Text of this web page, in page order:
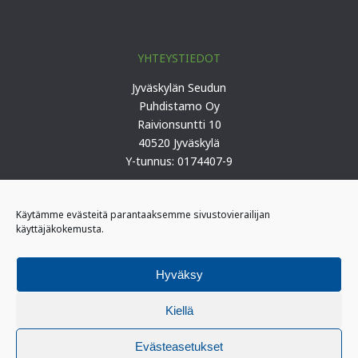
Käytämme evästeitä parantaaksemme sivustovierailijan
käyttäjäkokemusta.
Hyväksy
Kiellä
Evästeasetukset
YHTEYSTIEDOT
Jyväskylän Seudun
Puhdistamo Oy
Raivionsuntti 10
40520 Jyväskylä
Y-tunnus: 0174407-9
I-päivystäjä: 0400 406 340
(kiireelliset ilmoitukset)
II-päivystäjä: 0400 406 341